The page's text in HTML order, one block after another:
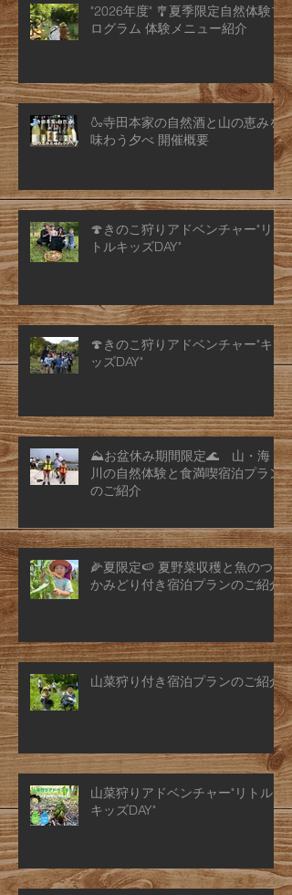
"2026年度" 🎐夏季限定自然体験プ
ログラム 体験メニュー紹介
🍶寺田本家の自然酒と山の恵みを
味わう夕べ 開催概要
🍄きのこ狩りアドベンチャー"リ
トルキッズDAY"
🍄きのこ狩りアドベンチャー"キ
ッズDAY"
⛰️お盆休み期間限定🌊 山・海・
川の自然体験と食満喫宿泊プラン
のご紹介
🌽夏限定🍉 夏野菜収穫と魚のつ
かみどり付き宿泊プランのご紹介
山菜狩り付き宿泊プランのご紹介
山菜狩りアドベンチャー"リトル
キッズDAY"